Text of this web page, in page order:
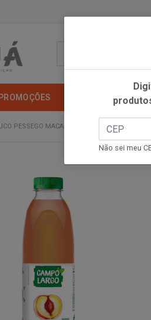
PROMOÇÕES
PESSEGO MACA 900ML CAMPO LARGO
Não sei meu